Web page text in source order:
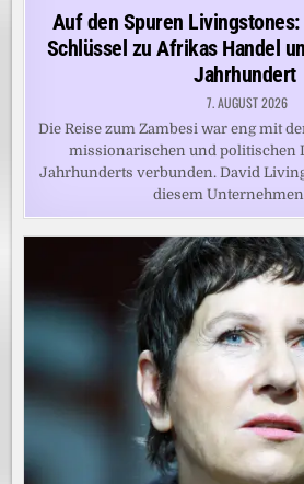
Auf den Spuren
Schlüssel zu Afrikas Handel
Jahrhundert
7. AUGUST 2026
Die Reise zum Zambesi war eng mit
missionarischen und politischen
Jahrhunderts verbunden. David
diesem